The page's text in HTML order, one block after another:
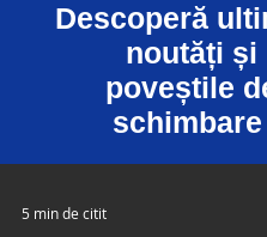
Descoperă
noutăți și
poveștile
schimbare
5 min de citit